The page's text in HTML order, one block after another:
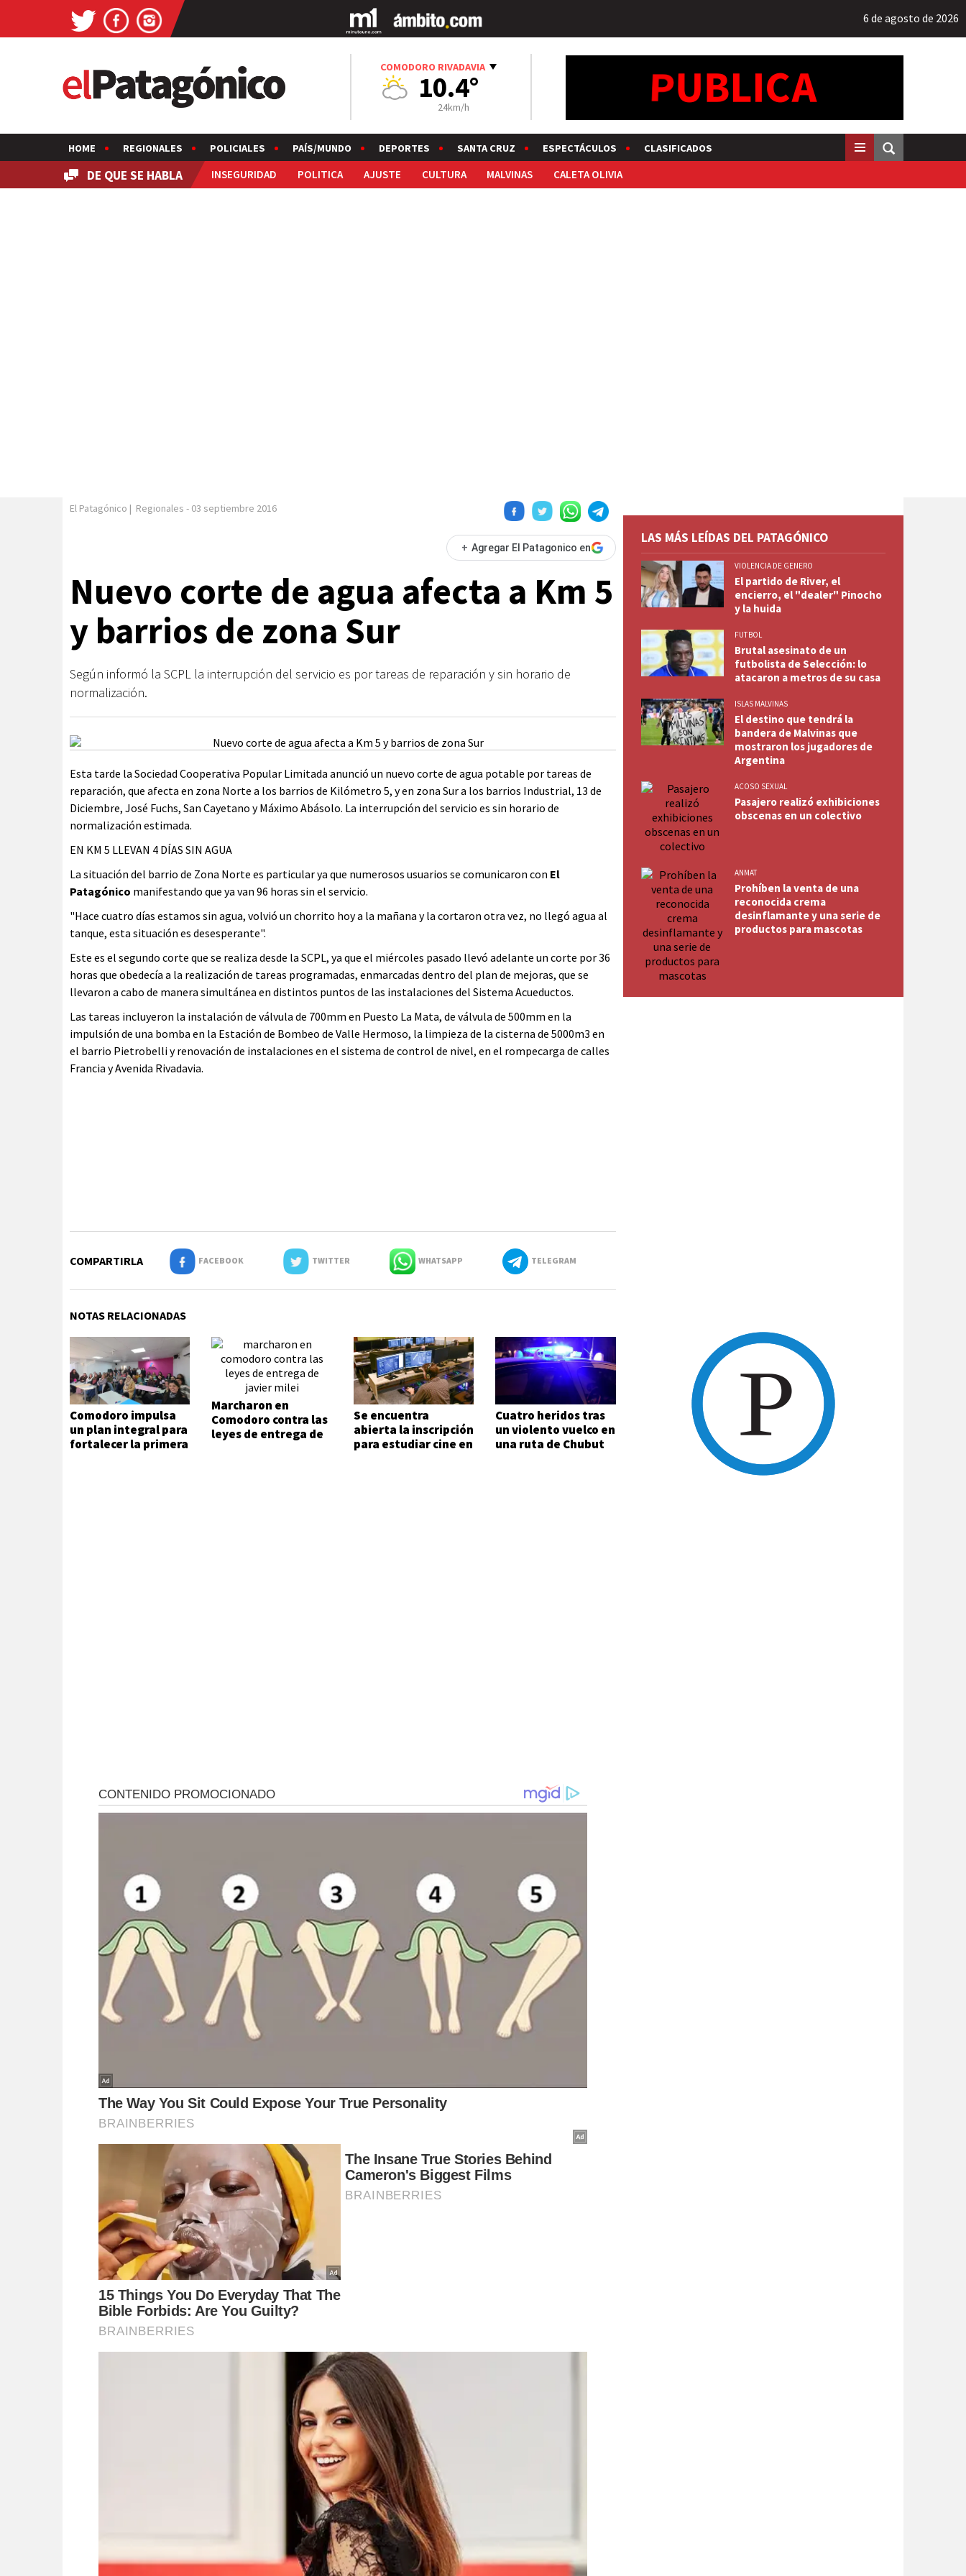
6 de agosto de 2026
COMODORO RIVADAVIA
10.4°
24km/h
HOME REGIONALES POLICIALES PAÍS/MUNDO DEPORTES SANTA CRUZ ESPECTÁCULOS CLASIFICADOS
DE QUE SE HABLA INSEGURIDAD POLITICA AJUSTE CULTURA MALVINAS CALETA OLIVIA
El Patagónico | Regionales - 03 septiembre 2016
+ Agregar El Patagonico en
Nuevo corte de agua afecta a Km 5
y barrios de zona Sur
Según informó la SCPL la interrupción del servicio es por tareas de reparación y sin horario de
normalización.
Esta tarde la Sociedad Cooperativa Popular Limitada anunció un nuevo corte de agua potable por tareas de
reparación, que afecta en zona Norte a los barrios de Kilómetro 5, y en zona Sur a los barrios Industrial, 13 de
Diciembre, José Fuchs, San Cayetano y Máximo Abásolo. La interrupción del servicio es sin horario de
normalización estimada.
EN KM 5 LLEVAN 4 DÍAS SIN AGUA
La situación del barrio de Zona Norte es particular ya que numerosos usuarios se comunicaron con El
Patagónico manifestando que ya van 96 horas sin el servicio.
"Hace cuatro días estamos sin agua, volvió un chorrito hoy a la mañana y la cortaron otra vez, no llegó agua al
tanque, esta situación es desesperante".
Este es el segundo corte que se realiza desde la SCPL, ya que el miércoles pasado llevó adelante un corte por 36
horas que obedecía a la realización de tareas programadas, enmarcadas dentro del plan de mejoras, que se
llevaron a cabo de manera simultánea en distintos puntos de las instalaciones del Sistema Acueductos.
Las tareas incluyeron la instalación de válvula de 700mm en Puesto La Mata, de válvula de 500mm en la
impulsión de una bomba en la Estación de Bombeo de Valle Hermoso, la limpieza de la cisterna de 5000m3 en
el barrio Pietrobelli y renovación de instalaciones en el sistema de control de nivel, en el rompecarga de calles
Francia y Avenida Rivadavia.
COMPARTIRLA FACEBOOK TWITTER WHATSAPP TELEGRAM
NOTAS RELACIONADAS
Comodoro impulsa
un plan integral para
fortalecer la primera
Marcharon en
Comodoro contra las
leyes de entrega de
Se encuentra
abierta la inscripción
para estudiar cine en
Cuatro heridos tras
un violento vuelco en
una ruta de Chubut
LAS MÁS LEÍDAS DEL PATAGÓNICO
VIOLENCIA DE GENERO
El partido de River, el
encierro, el "dealer" Pinocho
y la huida
FUTBOL
Brutal asesinato de un
futbolista de Selección: lo
atacaron a metros de su casa
ISLAS MALVINAS
El destino que tendrá la
bandera de Malvinas que
mostraron los jugadores de
Argentina
ACOSO SEXUAL
Pasajero realizó exhibiciones
obscenas en un colectivo
ANMAT
Prohíben la venta de una
reconocida crema
desinflamante y una serie de
productos para mascotas